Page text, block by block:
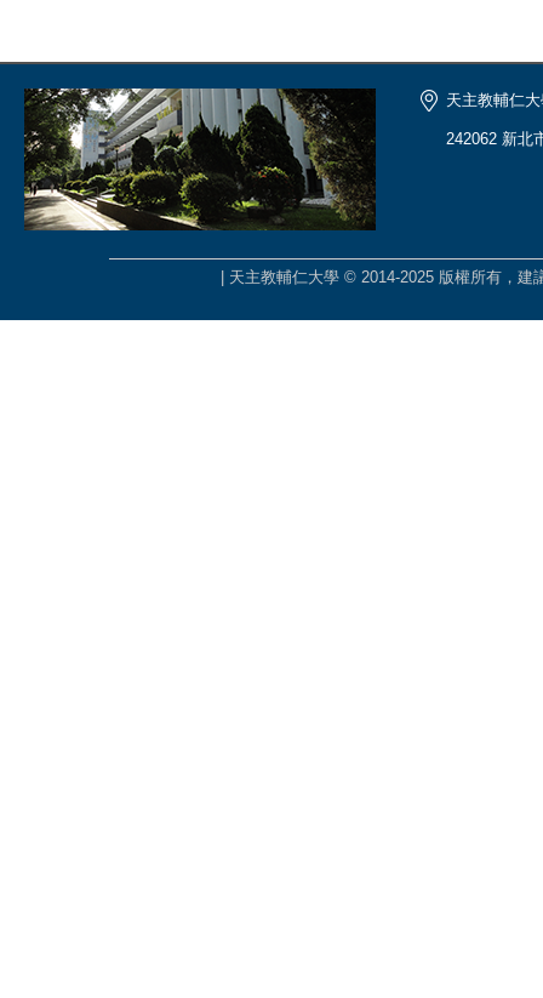
天主教輔仁
242062 新北
| 天主教輔仁大學 © 2014-2025 版權所有，